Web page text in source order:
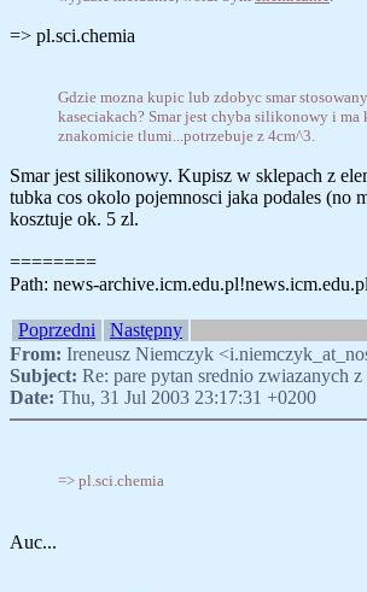
=> pl.sci.chemia
Gdzie mozna kupic lub zdobyc smar
kaseciakach? Smar jest chyba silikonowy i ma
znakomicie tlumi...potrzebuje z 4cm^3.
Smar jest silikonowy. Kupisz w sklepach z
tubka cos okolo pojemnosci jaka podales (no
kosztuje ok. 5 zl.
========
Path: news-
Poprzedni Następny
From: Ireneusz Niemczyk
Subject: Re: pare pytan srednio zwiazanych
Date: Thu, 31 Jul 2003 23:17:31 +0200
=> pl.sci.chemia
Auc...